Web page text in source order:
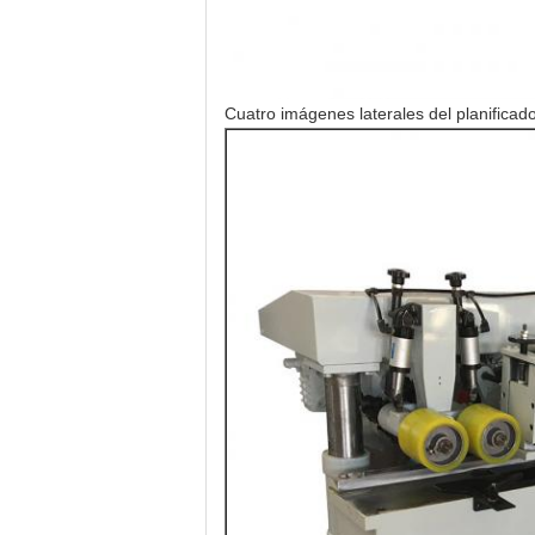
Cuatro imágenes laterales del